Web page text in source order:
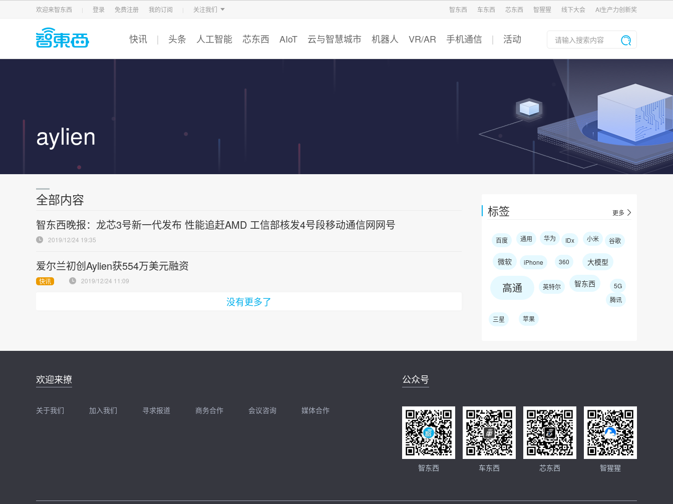
欢迎来智东西 登录 免费注册 我的订阅 关注我们
智东西 车东西 芯东西 智猩猩
智东西 车东西 芯东西 智猩猩 线下大会 AI生产力创新奖
快讯 头条 人工智能 芯东西 AIoT 云与智慧城市 机器人 VR/AR 手机通信 活动
aylien
标签 更多
百度 通用 华为 IDx 小米 谷歌
微软 iPhone 360 大模型
高通 英特尔 智东西
5G
腾讯
三星 苹果
全部内容
智东西晚报：龙芯3号新一代发布 性能追赶AMD 工信部核发4号段移动通信网网号
2019/12/24 19:35
爱尔兰初创Aylien获554万美元融资
快讯 2019/12/24 11:09
没有更多了
欢迎来撩
关于我们 加入我们
扫码加我直接扔简历
寻求报道 商务合作
扫码加我直接开聊
会议咨询 媒体合作
扫码加我直接开聊
公众号
智东西 车东西 芯东西 智猩猩